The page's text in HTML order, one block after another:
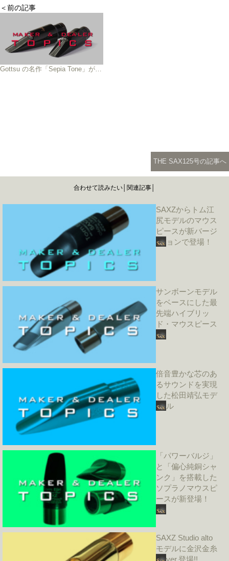
＜前の記事
Gottsu の名作「Sepia Tone」がパワーアップして帰ってきた！
THE SAX125号の記事へ
合わせて読みたい│関連記事│
SAXZからトム江
尻モデルのマウス
ピースが新バージ
ョンで登場！
サンボーンモデル
をベースにした最
先端ハイブリッ
ド・マウスピース
倍音豊かな芯のあ
るサウンドを実現
した松田靖弘モデ
ル
「パワーバルジ」
と「偏心純銅シャ
ンク」を搭載した
ソプラノマウスピ
ースが新登場！
SAXZ Studio alto
モデルに金沢金糸